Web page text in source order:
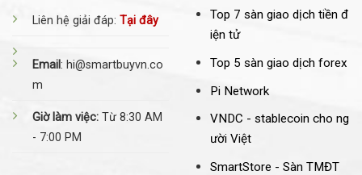
Liên hệ giải đáp: Tại đây
Email: hi@smartbuyvn.co
m
Giờ làm việc: Từ 8:30 AM
- 7:00 PM
Top 7 sàn giao dịch tiền đ
iện tử
Top 5 sàn giao dịch forex
Pi Network
VNDC - stablecoin cho ng
ười Việt
SmartStore - Sàn TMĐT